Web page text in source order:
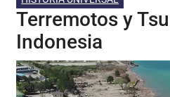
Terremotos y
Indonesia